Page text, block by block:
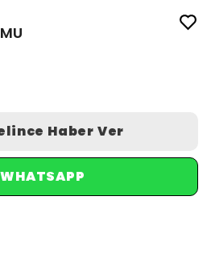
Haber Ver
WHATSAPP